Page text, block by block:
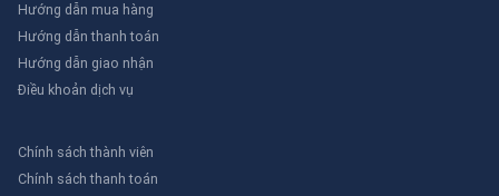
Hướng dẫn mua hàng
Hướng dẫn thanh toán
Hướng dẫn giao nhận
Điều khoản dịch vụ
Chính sách thành viên
Chính sách thanh toán